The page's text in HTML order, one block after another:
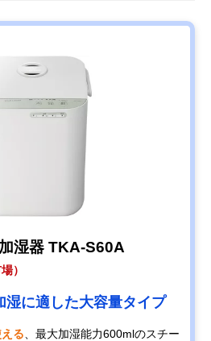
湿器 TKA-S60A
）
湿に適した大容量タイプ
る 、最大加湿能力600mlのスチー